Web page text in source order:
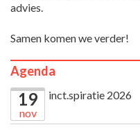
advies.
Samen komen we verder!
Agenda
19
nov
inct.spiratie 2026